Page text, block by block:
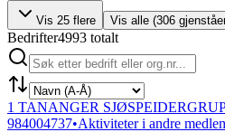
Vis 25 flere Vis alle (306
Bedrifter4993 totalt
1 TANANGER
984004737•Aktiviteter i andre